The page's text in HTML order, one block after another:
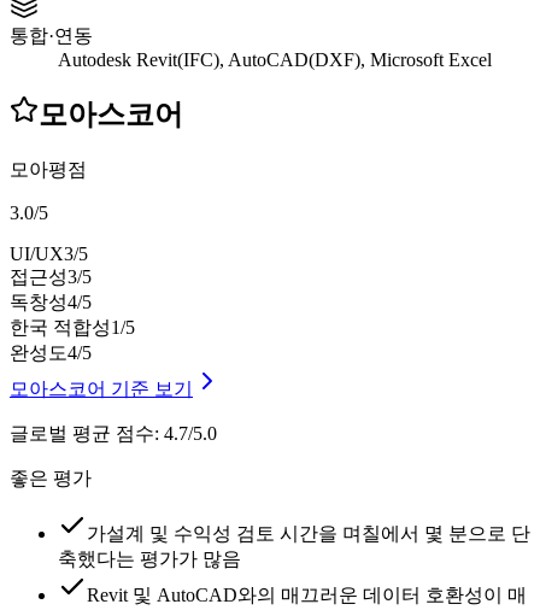
통합·연동
Autodesk Revit(IFC), AutoCAD(DXF), Microsoft Excel
모아스코어
모아평점
3.0/5
UI/UX3/5
접근성3/5
독창성4/5
한국 적합성1/5
완성도4/5
모아스코어 기준 보기
글로벌 평균 점수: 4.7/5.0
좋은 평가
가설계 및 수익성 검토 시간을 며칠에서 몇 분으로 단
축했다는 평가가 많음
Revit 및 AutoCAD와의 매끄러운 데이터 호환성이 매